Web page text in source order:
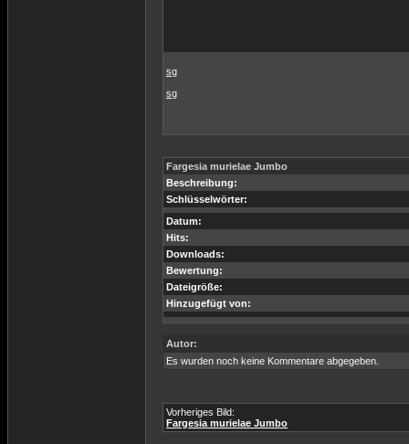
sg
sg
Fargesia murielae Jumbo
Beschreibung:
Schlüsselwörter:
Datum:
Hits:
Downloads:
Bewertung:
Dateigröße:
Hinzugefügt von:
Autor:
Es wurden noch keine Kommentare abgegeben.
Vorheriges Bild:
Fargesia murielae Jumbo